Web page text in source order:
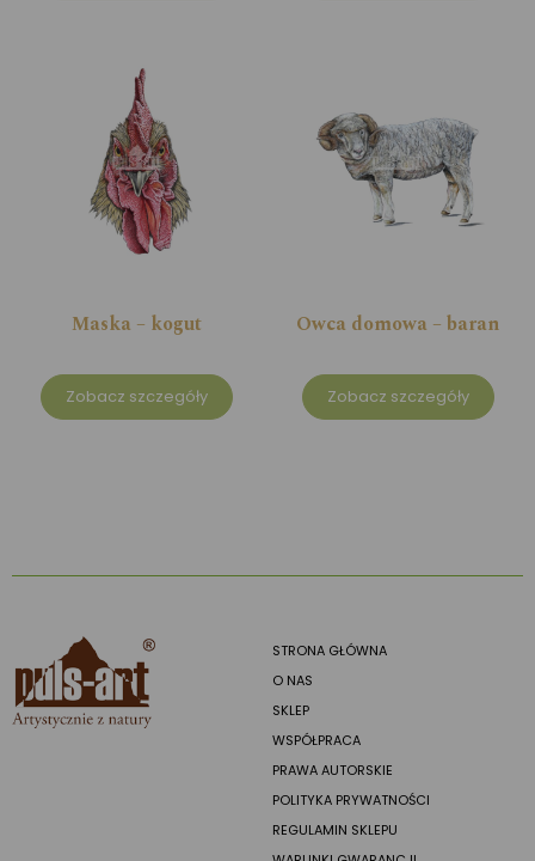
Maska – kogut
Zobacz szczegóły
Owca domowa – baran
Zobacz szczegóły
STRONA GŁÓWNA
O NAS
SKLEP
WSPÓŁPRACA
PRAWA AUTORSKIE
POLITYKA PRYWATNOŚCI
REGULAMIN SKLEPU